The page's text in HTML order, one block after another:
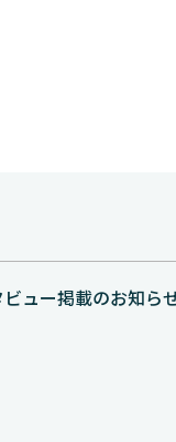
ビュー掲載のお知ら